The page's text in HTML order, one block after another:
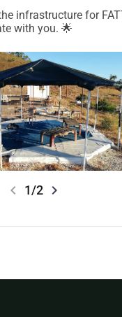
sans choisir une
chose en retour,
infrastructure for
with you. 🌟
chevron_left 1/2 chevron_right